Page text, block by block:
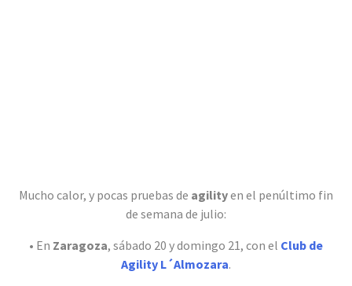
Mucho calor, y pocas pruebas de agilityen el penúltimo fin
de semana de julio:
• En Zaragoza, sábado 20 y domingo 21, con el Club de
Agility L´Almozara.